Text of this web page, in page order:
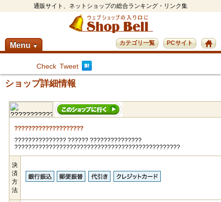
通販サイト、ネットショップの総合ランキング・リンク集
Menu ▼ PCサイト
カテゴリ一覧
Check Tweet
ショップ詳細情報
????????????????????
??????????????? ?????? ???????????????
????????????????????????????????????????????????
決
済
方
法